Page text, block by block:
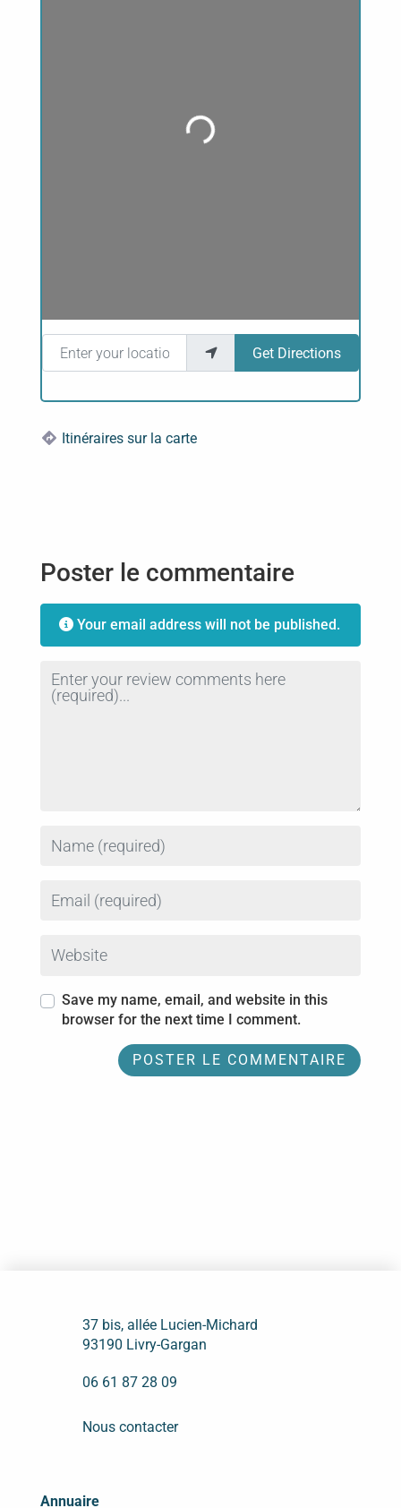
Loading...
Enter your location
Get Directions
Itinéraires sur la carte
Poster le commentaire
Your email address will not be published.
Review text
Save my name, email, and website in this
browser for the next time I comment.
37 bis, allée Lucien-Michard
93190 Livry-Gargan
06 61 87 28 09
Nous contacter
Annuaire